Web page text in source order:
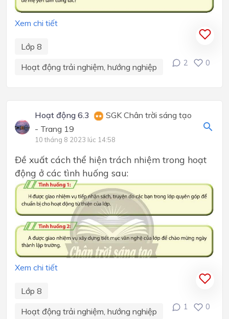
Xem chi tiết
Lớp 8
Hoạt động trải nghiệm, hướng nghiệp
2 0
Hoạt động 6.3
SGK Chân trời sáng tạo
- Trang 19
10 tháng 8 2023 lúc 14:58
Đề xuất cách thể hiện trách nhiệm trong hoạt
động ở các tình huống sau:
Xem chi tiết
Lớp 8
Hoạt động trải nghiệm, hướng nghiệp
1 0